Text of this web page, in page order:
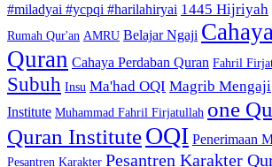
#miladyai #ycpqi #harilahiryai 1445 Hijriyah
Rumah Qur'an AMRU Belajar Ngaji
Quran Cahaya Perdaban Quran Fahril
Subuh Insu Ma'had OQI Magrib Mengaji
Institute Muhammad Fahril Firjatullah one
Quran InstituteOQI Penerimaan
Pesantren Karakter Pesantren Karakter